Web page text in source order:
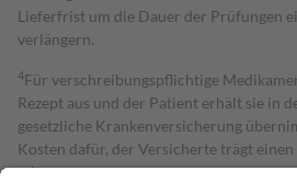
Lieferfrist um die Dauer der Prüfungen
verlängern.
4Für verschreibungspflichtige
Rezept aus und der Patient erhält sie in
gesetzliche Krankenversicherung
Kosten dafür, der Versicherte trägt
mit.